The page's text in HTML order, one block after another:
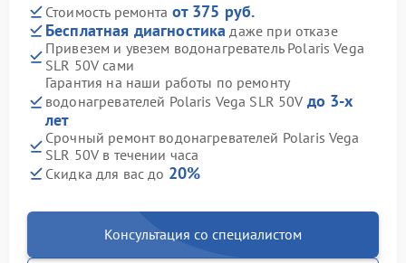
Стоимость ремонта от 375 руб.
Бесплатная диагностика даже при отказе
Привезем и увезем водонагреватель Polaris Vega
SLR 50V сами
Гарантия на наши работы по ремонту
водонагревателей Polaris Vega SLR 50V до 3-х
лет
Срочный ремонт водонагревателей Polaris Vega
SLR 50V в течении часа
Скидка для вас до 20%
Консультация со специалистом